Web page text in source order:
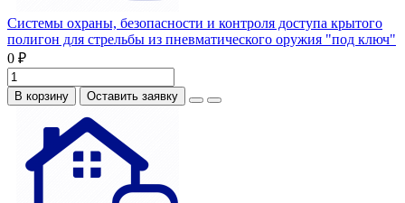
Системы охраны, безопасности и контроля доступа крытого
полигон для стрельбы из пневматического оружия "под ключ"
0 ₽
В корзину Оставить заявку